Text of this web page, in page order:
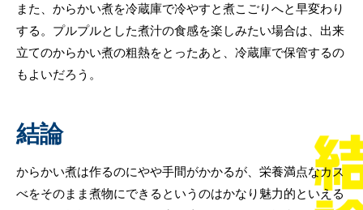
また、からかい煮を冷蔵庫で冷やすと煮こごりへと早変わり
する。プルプルとした煮汁の食感を楽しみたい場合は、出来
立てのからかい煮の粗熱をとったあと、冷蔵庫で保管するの
もよいだろう。
結論
からかい煮は作るのにやや手間がかかるが、栄養満点なカス
べをそのまま煮物にできるというのはかなり魅力的といえる